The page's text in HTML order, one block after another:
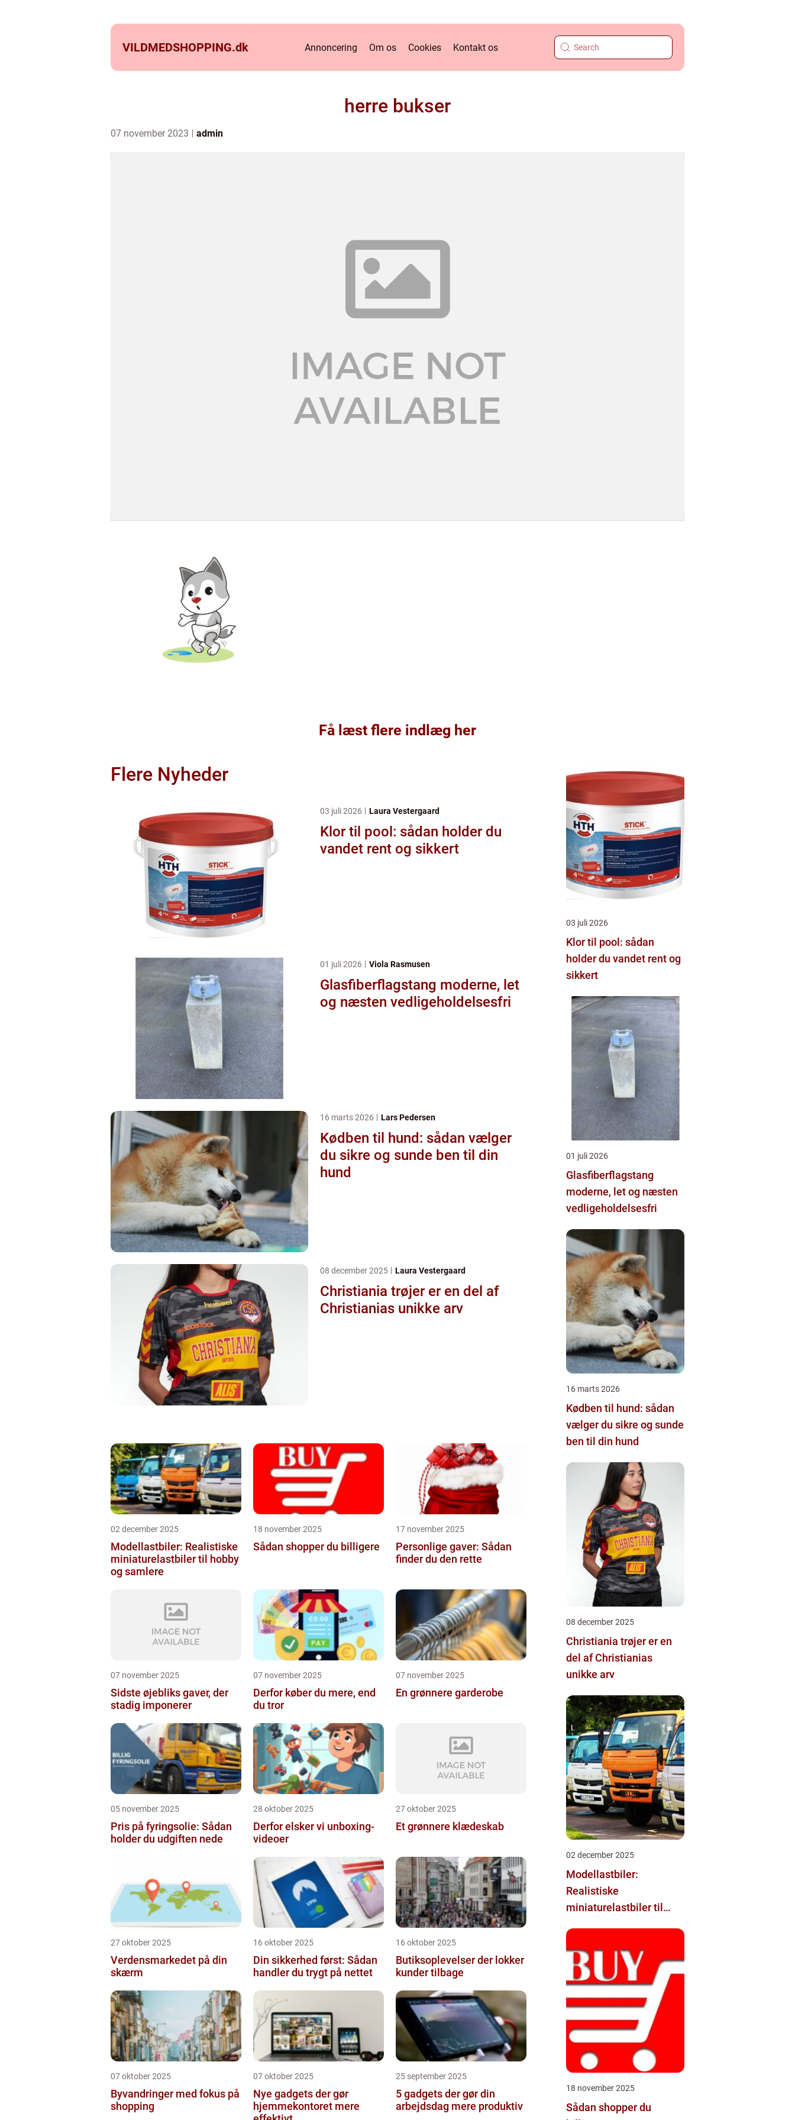
VILDMEDSHOPPING.dk Annoncering Om os Cookies Kontakt os
herre bukser
07 november 2023 admin
Få læst flere indlæg her
Flere Nyheder
03 juli 2026 Laura Vestergaard
Klor til pool: sådan holder du
vandet rent og sikkert
01 juli 2026 Viola Rasmusen
Glasfiberflagstang moderne, let
og næsten vedligeholdelsesfri
16 marts 2026 Lars Pedersen
Kødben til hund: sådan vælger
du sikre og sunde ben til din
hund
08 december 2025 Laura Vestergaard
Christiania trøjer er en del af
Christianias unikke arv
02 december 2025
Modellastbiler: Realistiske
miniaturelastbiler til hobby
og samlere
18 november 2025
Sådan shopper du billigere
17 november 2025
Personlige gaver: Sådan
finder du den rette
07 november 2025
Sidste øjebliks gaver, der
stadig imponerer
07 november 2025
Derfor køber du mere, end
du tror
07 november 2025
En grønnere garderobe
05 november 2025
Pris på fyringsolie: Sådan
holder du udgiften nede
28 oktober 2025
Derfor elsker vi unboxing-
videoer
27 oktober 2025
Et grønnere klædeskab
27 oktober 2025
Verdensmarkedet på din
skærm
16 oktober 2025
Din sikkerhed først: Sådan
handler du trygt på nettet
16 oktober 2025
Butiksoplevelser der lokker
kunder tilbage
07 oktober 2025
Byvandringer med fokus på
shopping
07 oktober 2025
Nye gadgets der gør
hjemmekontoret mere
25 september 2025
5 gadgets der gør din
arbejdsdag mere produktiv
03 juli 2026
Klor til pool: sådan
holder du vandet rent og
sikkert
01 juli 2026
Glasfiberflagstang
moderne, let og næsten
vedligeholdelsesfri
16 marts 2026
Kødben til hund: sådan
vælger du sikre og sunde
ben til din hund
08 december 2025
Christiania trøjer er en
del af Christianias
unikke arv
02 december 2025
Modellastbiler:
Realistiske
miniaturelastbiler til
18 november 2025
Sådan shopper du